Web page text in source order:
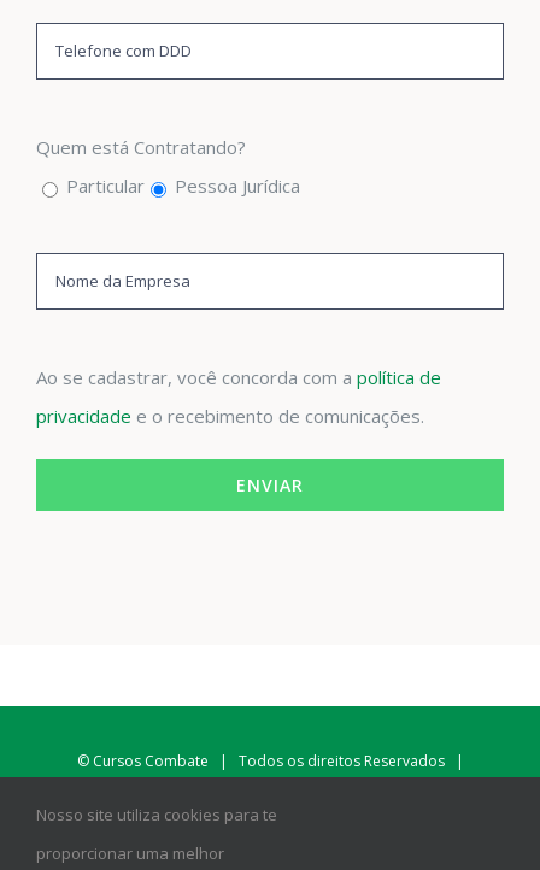
Quem está Contratando?
Particular
Pessoa Jurídica
Ao se cadastrar, você concorda com a política de
privacidade e o recebimento de comunicações.
© Cursos Combate | Todos os direitos Reservados |
Nosso site utiliza cookies para te
proporcionar uma melhor